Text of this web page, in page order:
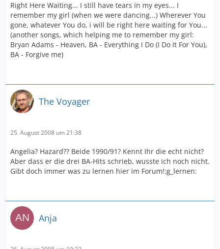
Right Here Waiting... I still have tears in my eyes... I
remember my girl (when we were dancing...) Wherever You
gone, whatever You do, i will be right here waiting for You...
(another songs, which helping me to remember my girl:
Bryan Adams - Heaven, BA - Everything I Do (I Do It For You),
BA - Forgive me)
The Voyager
25. August 2008 um 21:38
Angelia? Hazard?? Beide 1990/91? Kennt Ihr die echt nicht?
Aber dass er die drei BA-Hits schrieb, wusste ich noch nicht.
Gibt doch immer was zu lernen hier im Forum!:g_lernen:
Anja